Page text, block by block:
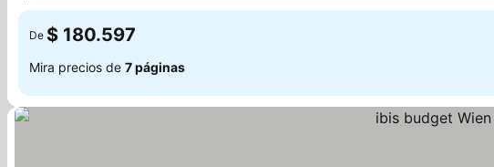
De $ 180.597
Mira precios de 7 páginas